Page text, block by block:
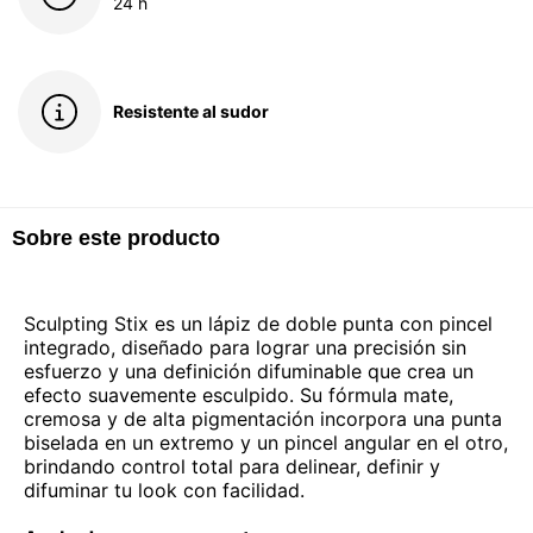
Resistente al sudor
Sobre este producto
Sculpting Stix es un lápiz de doble punta con pincel
integrado, diseñado para lograr una precisión sin
esfuerzo y una definición difuminable que crea un
efecto suavemente esculpido. Su fórmula mate,
cremosa y de alta pigmentación incorpora una punta
biselada en un extremo y un pincel angular en el otro,
brindando control total para delinear, definir y
difuminar tu look con facilidad.